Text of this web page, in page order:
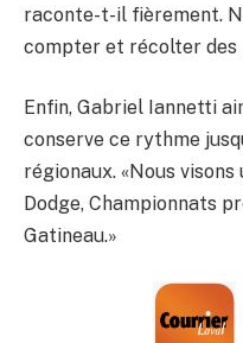
raconte-t-il fièrement.
compter et récolter des
Enfin, Gabriel Iannetti
conserve ce rythme
régionaux. «Nous
Dodge, Championnats
Gatineau.»